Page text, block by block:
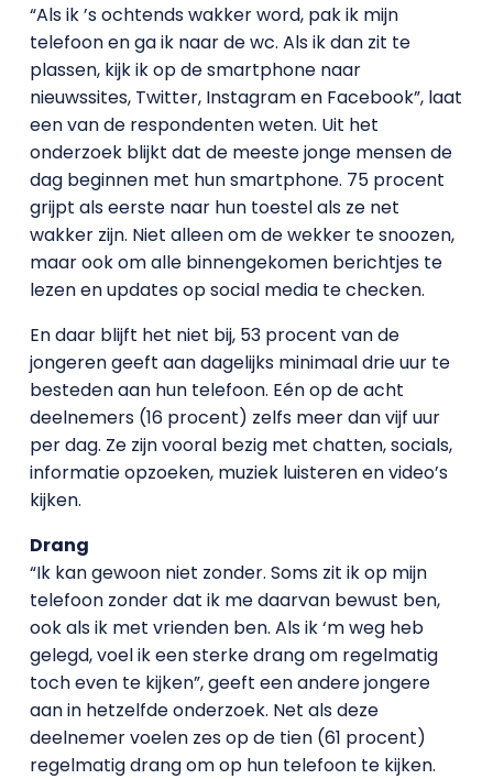
“Als ik ’s ochtends wakker word, pak ik mijn
telefoon en ga ik naar de wc. Als ik dan zit te
plassen, kijk ik op de smartphone naar
nieuwssites, Twitter, Instagram en Facebook”, laat
een van de respondenten weten. Uit het
onderzoek blijkt dat de meeste jonge mensen de
dag beginnen met hun smartphone. 75 procent
grijpt als eerste naar hun toestel als ze net
wakker zijn. Niet alleen om de wekker te snoozen,
maar ook om alle binnengekomen berichtjes te
lezen en updates op social media te checken.
En daar blijft het niet bij, 53 procent van de
jongeren geeft aan dagelijks minimaal drie uur te
besteden aan hun telefoon. Eén op de acht
deelnemers (16 procent) zelfs meer dan vijf uur
per dag. Ze zijn vooral bezig met chatten, socials,
informatie opzoeken, muziek luisteren en video’s
kijken.
Drang
“Ik kan gewoon niet zonder. Soms zit ik op mijn
telefoon zonder dat ik me daarvan bewust ben,
ook als ik met vrienden ben. Als ik ‘m weg heb
gelegd, voel ik een sterke drang om regelmatig
toch even te kijken”, geeft een andere jongere
aan in hetzelfde onderzoek. Net als deze
deelnemer voelen zes op de tien (61 procent)
regelmatig drang om op hun telefoon te kijken.